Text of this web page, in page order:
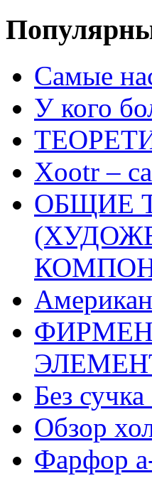
Самые
У кого
Xootr –
ОБЩИЕ
Без
Обзор
Фарфор